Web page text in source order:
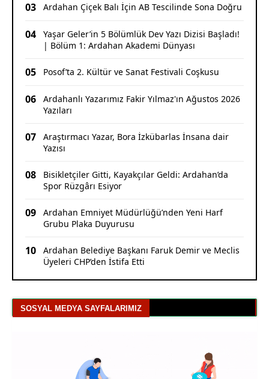
03 Ardahan Çiçek Balı İçin AB Tescilinde Sona Doğru
04
Yaşar Geler’in 5 Bölümlük Dev Yazı Dizisi Başladı!
| Bölüm 1: Ardahan Akademi Dünyası
05 Posof’ta 2. Kültür ve Sanat Festivali Coşkusu
06
Ardahanlı Yazarımız Fakir Yılmaz'ın Ağustos 2026
Yazıları
07
Araştırmacı Yazar, Bora İzkübarlas İnsana dair
Yazısı
08
Bisikletçiler Gitti, Kayakçılar Geldi: Ardahan’da
Spor Rüzgârı Esiyor
09
Ardahan Emniyet Müdürlüğü’nden Yeni Harf
Grubu Plaka Duyurusu
10
Ardahan Belediye Başkanı Faruk Demir ve Meclis
Üyeleri CHP’den İstifa Etti
SOSYAL MEDYA SAYFALARIMIZ